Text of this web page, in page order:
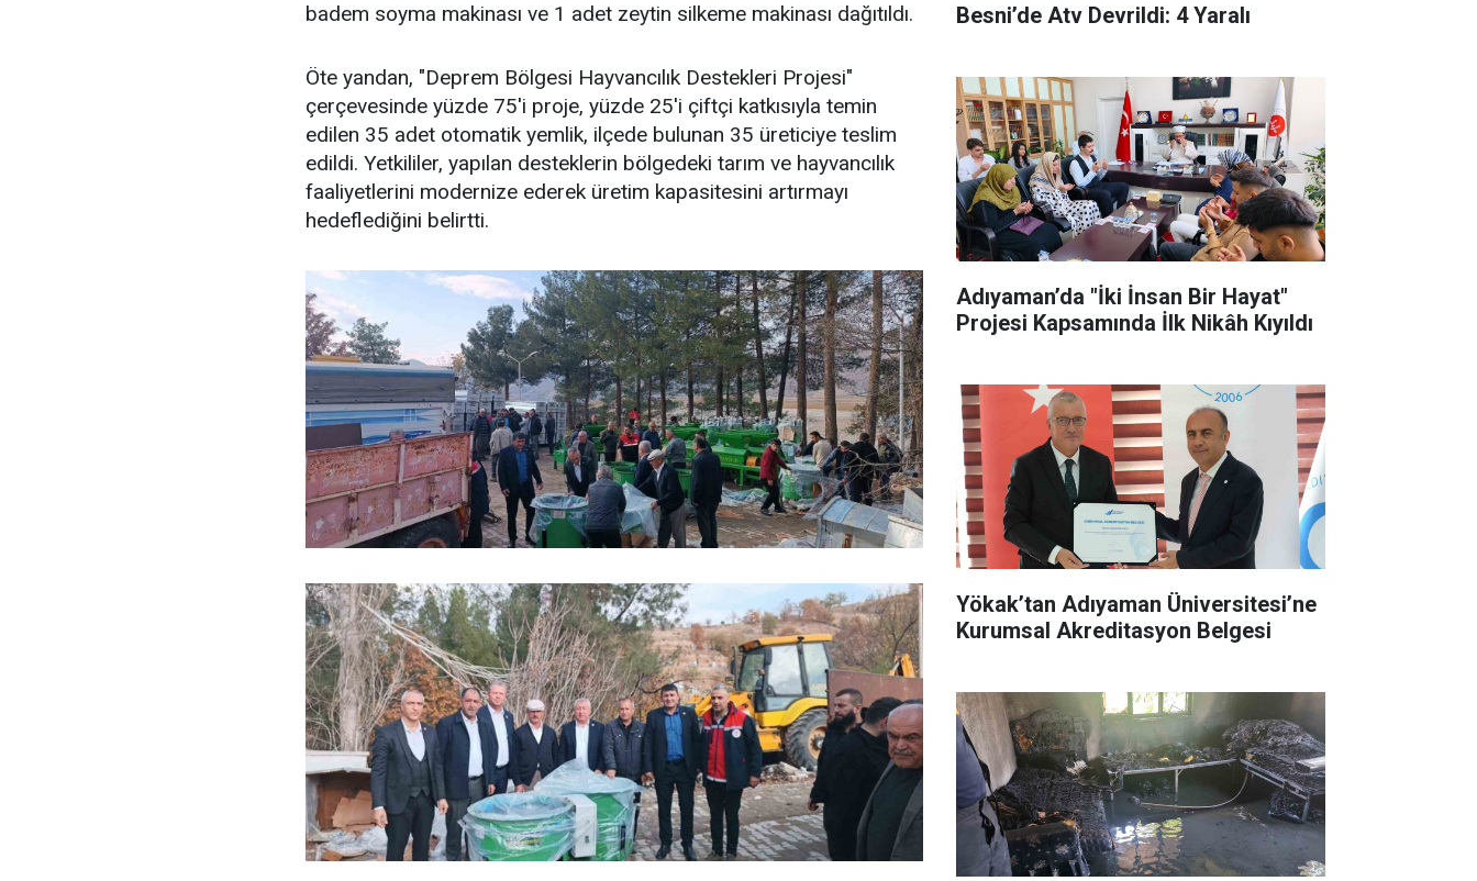
badem soyma makinası ve 1 adet zeytin silkeme makinası dağıtıldı.
Öte yandan, "Deprem Bölgesi Hayvancılık Destekleri Projesi"
çerçevesinde yüzde 75'i proje, yüzde 25'i çiftçi katkısıyla temin
edilen 35 adet otomatik yemlik, ilçede bulunan 35 üreticiye teslim
edildi. Yetkililer, yapılan desteklerin bölgedeki tarım ve hayvancılık
faaliyetlerini modernize ederek üretim kapasitesini artırmayı
hedeflediğini belirtti.
Besni’de Atv Devrildi: 4 Yaralı
Adıyaman’da "İki İnsan Bir Hayat"
Projesi Kapsamında İlk Nikâh Kıyıldı
Yökak’tan Adıyaman Üniversitesi’ne
Kurumsal Akreditasyon Belgesi